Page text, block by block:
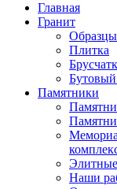
Главная
Гранит
Плитка
Памятники
Наши